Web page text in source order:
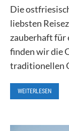
Die
liebsten
zauberhaft für
finden wir die
traditionellen
WEITERLESEN